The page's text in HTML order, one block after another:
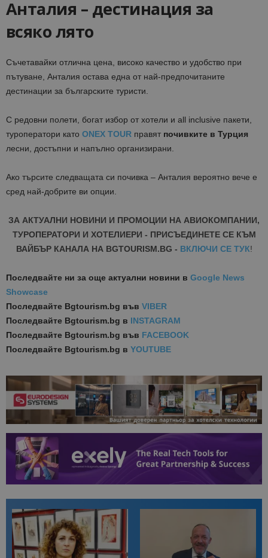
Анталия – дестинация за
всяко лято
Съчетавайки отлична цена, високо качество и удобство при
пътуване, Анталия остава една от най-предпочитаните
дестинации за българските туристи.
С редовни полети, богат избор от хотели и all inclusive пакети,
туроператори като ONEX TOUR правят почивките в Турция
лесни, достъпни и напълно организирани.
Ако търсите следващата си почивка – Анталия вероятно вече е
сред най-добрите ви опции.
ЗА АКТУАЛНИ НОВИНИ И ПРОМОЦИИ НА АВИОКОМПАНИИ,
ТУРОПЕРАТОРИ И ХОТЕЛИЕРИ - ПРИСЪЕДИНЕТЕ СЕ КЪМ
ВАЙБЪР КАНАЛА НА BGTOURISM.BG - ВКЛЮЧИ СЕ ТУК!
Последвайте ни за още актуални новини в Google News
Showcase
Последвайте Bgtourism.bg във VIBER
Последвайте Bgtourism.bg в INSTAGRAM
Последвайте Bgtourism.bg във FACEBOOK
Последвайте Bgtourism.bg в YOUTUBE